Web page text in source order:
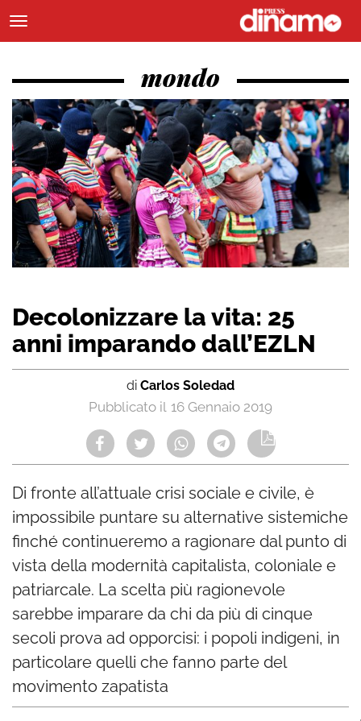
mondo
Decolonizzare la vita: 25
anni imparando dall’EZLN
di Carlos Soledad
16 Gennaio 2019
Di fronte all’attuale crisi sociale e civile, è
impossibile puntare su alternative sistemiche
finché continueremo a ragionare dal punto di
vista della modernità capitalista, coloniale e
patriarcale. La scelta più ragionevole
sarebbe imparare da chi da più di cinque
secoli prova ad opporcisi: i popoli indigeni, in
particolare quelli che fanno parte del
movimento zapatista